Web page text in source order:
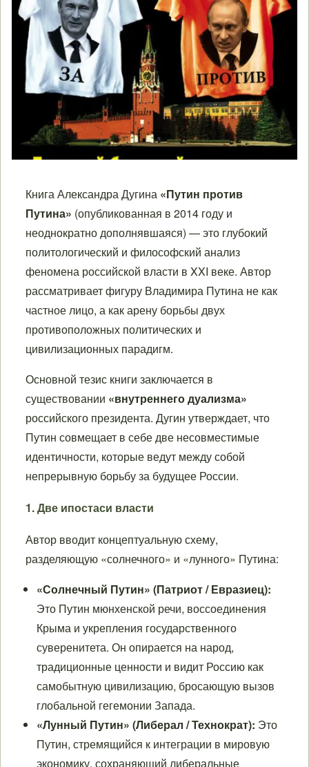
Книга Александра Дугина «Путин против
Путина» (опубликованная в 2014 году и
неоднократно дополнявшаяся) — это глубокий
политологический и философский анализ
феномена российской власти в XXI веке. Автор
рассматривает фигуру Владимира Путина не как
частное лицо, а как арену борьбы двух
противоположных политических и
цивилизационных парадигм.
Основной тезис книги заключается в
существовании «внутреннего дуализма»
российского президента. Дугин утверждает, что
Путин совмещает в себе две несовместимые
идентичности, которые ведут между собой
непрерывную борьбу за будущее России.
1. Две ипостаси власти
Автор вводит концептуальную схему,
разделяющую «солнечного» и «лунного» Путина:
«Солнечный Путин» (Патриот / Евразиец):
Это Путин мюнхенской речи, воссоединения
Крыма и укрепления государственного
суверенитета. Он опирается на народ,
традиционные ценности и видит Россию как
самобытную цивилизацию, бросающую вызов
глобальной гегемонии Запада.
«Лунный Путин» (Либерал / Технократ): Это
Путин, стремящийся к интеграции в мировую
экономику, сохраняющий либеральные